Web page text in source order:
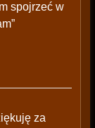
spojrzeć w
za